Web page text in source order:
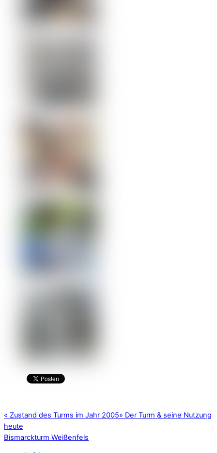
« Zustand des Turms im Jahr 2005» Der Turm & seine Nutzung
heute
Bismarckturm Weißenfels